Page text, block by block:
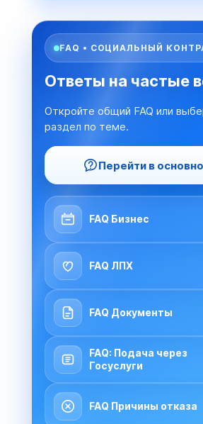
FAQ • СОЦИАЛЬНЫЙ
Ответы на частые
Откройте общий FAQ или
раздел по теме.
Перейти в
FAQ Бизнес
FAQ ЛПХ
FAQ Документы
FAQ: Подача через
Госуслуги
FAQ Причины отказа